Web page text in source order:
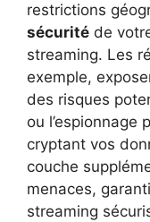
restrictions
sécurité de
streaming. Les
exemple,
des risques
ou l’espionnage
cryptant vos
couche
menaces,
streaming